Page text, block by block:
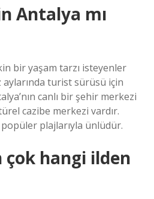
Antalya mı
bir yaşam tarzı isteyenler
aylarında turist sürüsü için
canlı bir şehir merkezi
cazibe merkezi vardır.
plajlarıyla ünlüdür.
çok hangi ilden